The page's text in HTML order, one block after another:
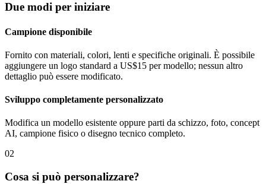
Due modi per iniziare
Campione disponibile
Fornito con materiali, colori, lenti e specifiche originali. È possibile
aggiungere un logo standard a US$15 per modello; nessun altro
dettaglio può essere modificato.
Sviluppo completamente personalizzato
Modifica un modello esistente oppure parti da schizzo, foto, concept
AI, campione fisico o disegno tecnico completo.
02
Cosa si può personalizzare?